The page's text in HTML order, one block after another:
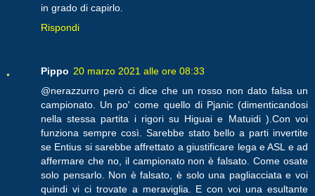
in grado di capirlo.
Rispondi
Pippo 20 marzo 2021 alle ore 08:33
@nerazzurro però ci dice che un rosso non dato falsa un
campionato. Un po' come quello di Pjanic (dimenticandosi
nella stessa partita i rigori su Higuai e Matuidi ).Con voi
funziona sempre così. Sarebbe stato bello a parti invertite
se Entius si sarebbe affrettato a giustificare lega e ASL e ad
affermare che no, il campionato non è falsato. Come osate
solo pensarlo. Non è falsato, è solo una pagliacciata e voi
quindi vi ci trovate a meraviglia. E con voi una esultante